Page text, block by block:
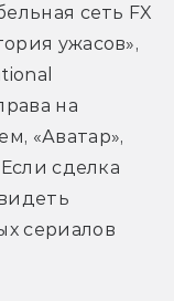
сеть FX
ужасов»,
на
«Аватар»,
сделка
сериалов